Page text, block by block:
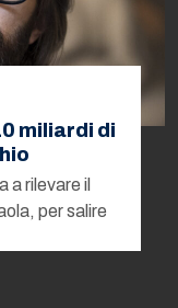
miliardi di
a rilevare il
per salire